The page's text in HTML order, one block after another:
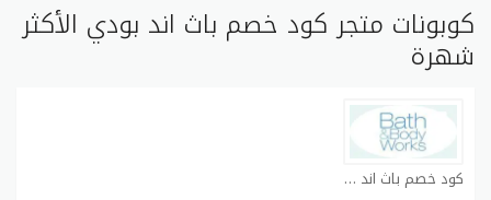
كوبونات متجر كود خصم باث اند بودي الأكثر
شهرة
كود خصم باث اند بودي كوبون